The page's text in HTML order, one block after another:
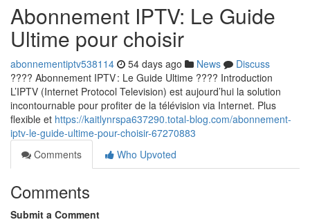
Abonnement IPTV: Le Guide
Ultime pour choisir
abonnementiptv538114 54 days ago News
Discuss
???? Abonnement IPTV : Le Guide Ultime ???? Introduction
L’IPTV (Internet Protocol Television) est aujourd’hui la solution
incontournable pour profiter de la télévision via Internet. Plus
flexible et https://kaitlynrspa637290.total-blog.com/abonnement-
iptv-le-guide-ultime-pour-choisir-67270883
Comments
Who Upvoted
Comments
Submit a Comment